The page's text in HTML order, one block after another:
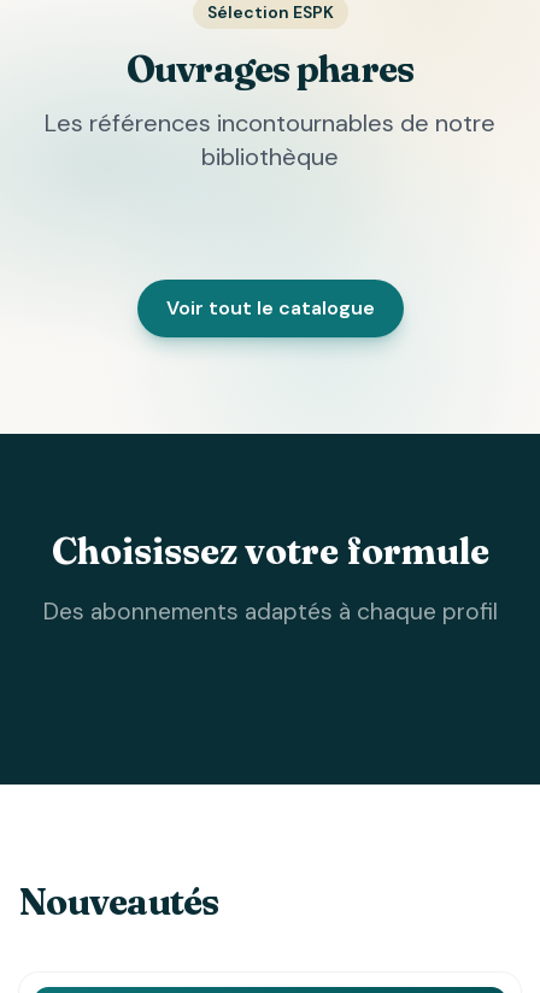
Sélection ESPK
Ouvrages phares
Les références incontournables de notre
bibliothèque
Voir tout le catalogue
Choisissez votre formule
Des abonnements adaptés à chaque profil
Nouveautés